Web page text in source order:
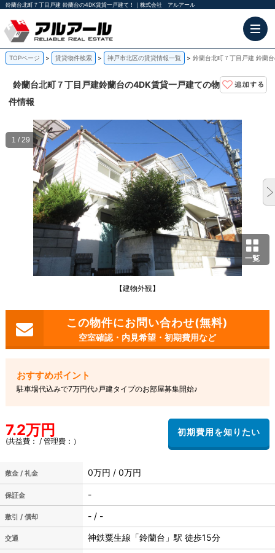
鈴蘭台北町７丁目戸建 鈴蘭台の4DK賃貸一戸建て！｜株式会社 アルアール
TOPページ 賃貸物件検索 神戸市北区の賃貸情報一覧 鈴蘭台北町７丁目戸建 鈴蘭
鈴蘭台北町７丁目戸建鈴蘭台の4DK賃貸一戸建ての物
件情報
一覧
【建物外観】
1 / 29
空室確認・内見希望・初期費用など
駐車場代込みで7万円代♪戸建タイプのお部屋募集開始♪
7.2万円
(共益費： / 管理費：）
敷金 / 礼金 0万円 / 0万円
保証金 -
敷引 / 償却 - / -
交通 神鉄粟生線「鈴蘭台」駅 徒歩15分